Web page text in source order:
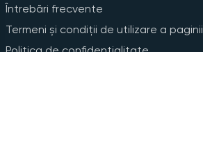
Întrebări frecvente
Termeni și condiții de utilizare a paginii
Politica de confidențialitate